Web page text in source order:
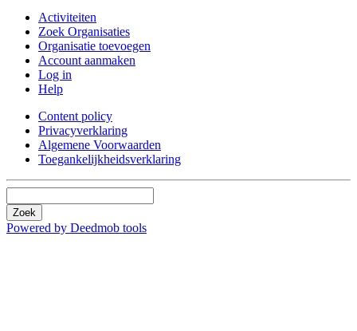
Activiteiten
Zoek Organisaties
Organisatie toevoegen
Account aanmaken
Log in
Help
Content policy
Privacyverklaring
Algemene Voorwaarden
Toegankelijkheidsverklaring
Zoek
Powered by Deedmob tools